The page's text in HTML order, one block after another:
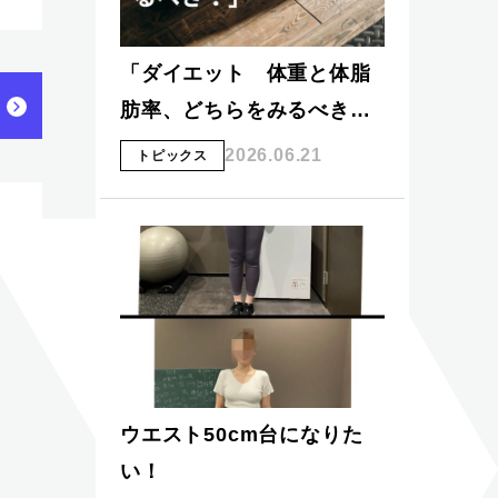
「ダイエット 体重と体脂
肪率、どちらをみるべき…
トピックス 2026.06.21
ウエスト50cm台になりた
い！